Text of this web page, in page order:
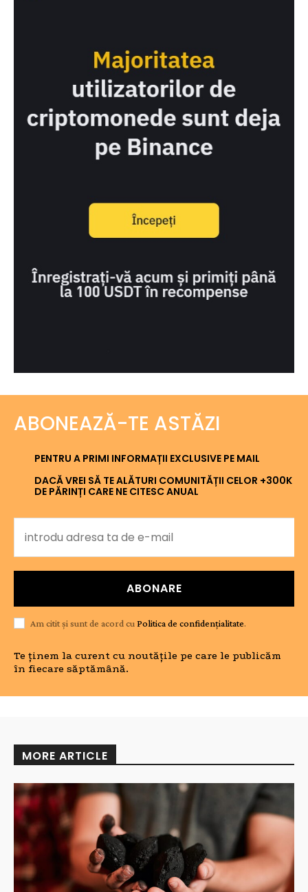
ABONEAZĂ-TE ASTĂZI
PENTRU A PRIMI INFORMAȚII EXCLUSIVE PE MAIL
DACĂ VREI SĂ TE ALĂTURI COMUNITĂȚII CELOR +300K
DE PĂRINȚI CARE NE CITESC ANUAL
ABONARE
Am citit și sunt de acord cu Politica de confidențialitate.
Te ținem la curent cu noutățile pe care le publicăm
în fiecare săptămână.
MORE ARTICLE